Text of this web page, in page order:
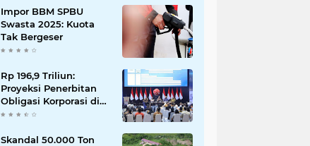
Impor BBM SPBU
Swasta 2025: Kuota
Tak Bergeser
Rp 196,9 Triliun:
Proyeksi Penerbitan
Obligasi Korporasi di
Tahun 2026
Skandal 50.000 Ton